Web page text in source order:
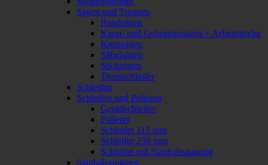
Sägen und Trennen
Bandsägen
Kapp- und Gehrungssägen + Arbeitstische
Kreissägen
Säbelsägen
Stichsägen
Trennschleifer
Schleifen
Schleifen und Polieren
Geradschleifer
Polierer
Schleifer 115 mm
Schleifer 230 mm
Schleifer mit Staubabsaugung
Staubabsaugung